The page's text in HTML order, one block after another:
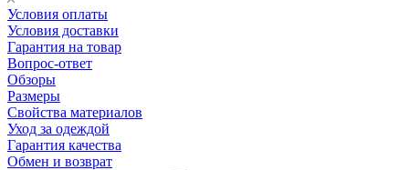
Условия оплаты
Условия доставки
Гарантия на товар
Вопрос-ответ
Обзоры
Размеры
Свойства материалов
Уход за одеждой
Гарантия качества
Обмен и возврат